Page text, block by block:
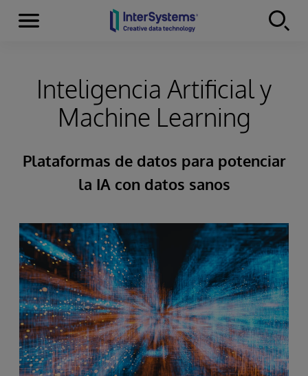
Skip to content
Secciones
Inteligencia Artificial y
Machine Learning
Plataformas de datos para potenciar
la IA con datos sanos